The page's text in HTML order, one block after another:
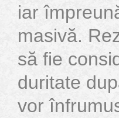
iar
masivă.
să fie
duritate
vor